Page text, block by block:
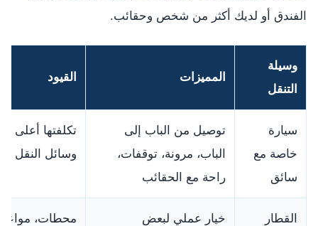
الفندق أو لديك أكثر من شخص وحقائب.
وسيلة
التنقل
المميزات القيود
سيارة
خاصة مع
سائق
توصيل من الباب إلى
الباب، مرونة، توقفات،
راحة مع الحقائب
تكلفتها أعلى
وسائل النقل
القطار
خيار عملي لبعض
محطات، مواعيد